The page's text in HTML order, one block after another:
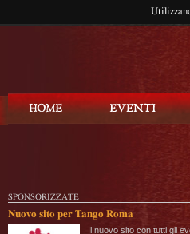
SPONSORIZZATE
Nuovo sito per Tango Roma
Il nuovo sito con tutti gli